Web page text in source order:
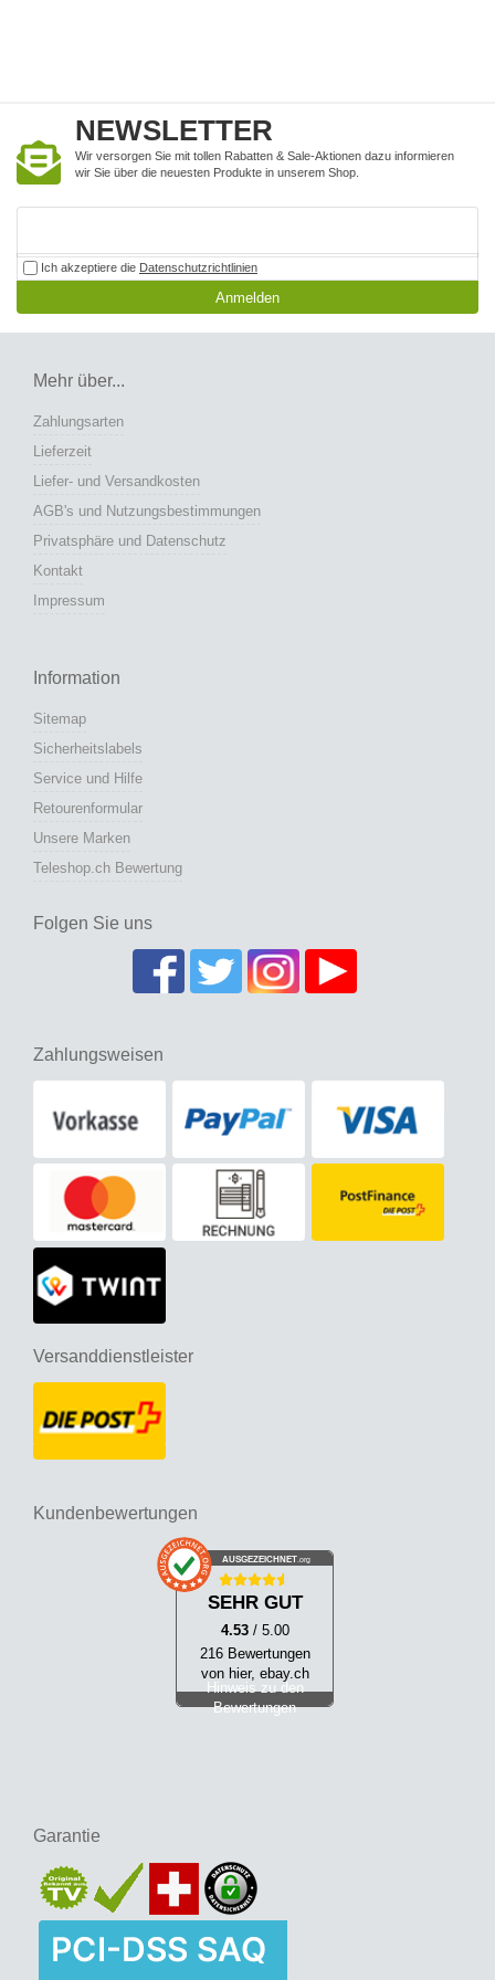
NEWSLETTER
Wir versorgen Sie mit tollen Rabatten & Sale-Aktionen dazu informieren
wir Sie über die neuesten Produkte in unserem Shop.
Ich akzeptiere die Datenschutzrichtlinien
Anmelden
Mehr über...
Zahlungsarten
Lieferzeit
Liefer- und Versandkosten
AGB's und Nutzungsbestimmungen
Privatsphäre und Datenschutz
Kontakt
Impressum
Information
Sitemap
Sicherheitslabels
Service und Hilfe
Retourenformular
Unsere Marken
Teleshop.ch Bewertung
Folgen Sie uns
Zahlungsweisen
Versanddienstleister
Kundenbewertungen
AUSGEZEICHNET .org
SEHR GUT
4.53 / 5.00
216 Bewertungen
von hier, ebay.ch
Hinweis zu den
Bewertungen
Garantie